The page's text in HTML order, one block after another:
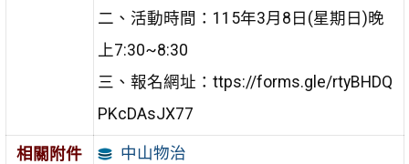
二、活動時間：115年3月8日(星期日)晚
上7:30~8:30
三、報名網址：ttps://forms.gle/rtyBHDQ
PKcDAsJX77
相關附件 中山物治